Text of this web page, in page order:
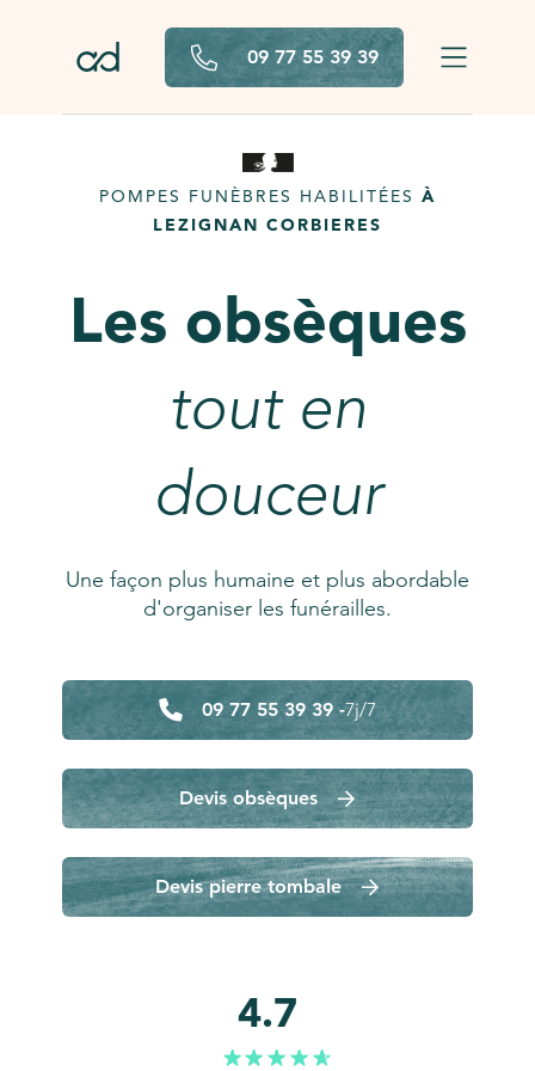
09 77 55 39 39
POMPES FUNÈBRES HABILITÉES À
LEZIGNAN CORBIERES
Les obsèques
tout en
douceur
Une façon plus humaine et plus abordable
d'organiser les funérailles.
09 77 55 39 39 -7j/7
Devis obsèques
Devis pierre tombale
4.7